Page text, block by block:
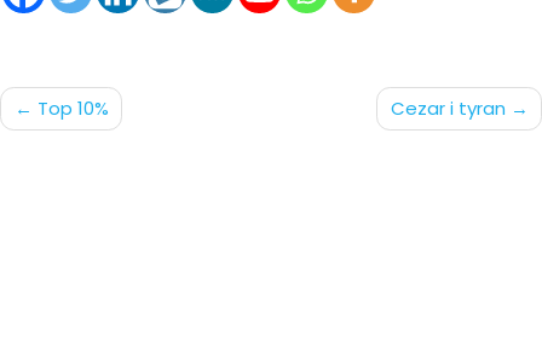
Nawigacja
Top 10% Cezar i tyran